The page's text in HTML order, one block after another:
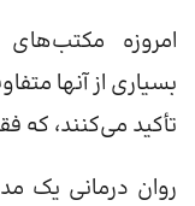
امروزه مکتب‌های
بسیاری از آنها
تأکید می‌کنند،
روان درمانی یک